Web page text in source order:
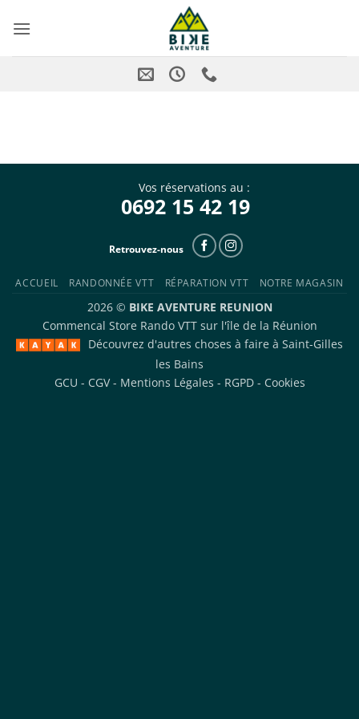
Vos réservations au :
0692 15 42 19
Retrouvez-nous
ACCUEIL RANDONNÉE VTT RÉPARATION VTT NOTRE MAGASIN
2026 © BIKE AVENTURE REUNION
Commencal StoreRando VTT sur l'île de la Réunion
Découvrez d'autres choses à faire à Saint-Gilles
les Bains
GCU - CGV- Mentions Légales - RGPD- Cookies